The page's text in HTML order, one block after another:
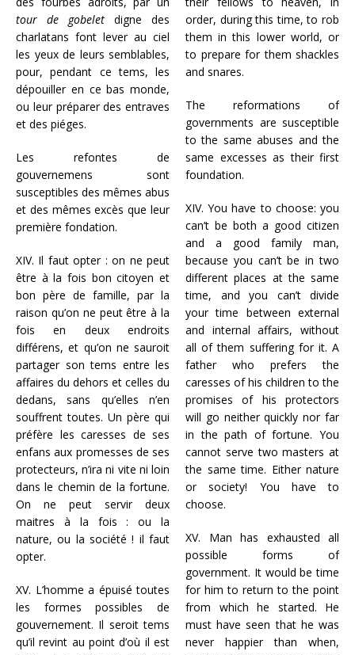
tour de gobelet digne des
charlatans font lever au ciel
les yeux de leurs semblables,
pour, pendant ce tems, les
dépouiller en ce bas monde,
ou leur préparer des entraves
et des piéges.
Les refontes de
gouvernemens sont
susceptibles des mêmes abus
et des mêmes excès que leur
première fondation.
XIV. Il faut opter : on ne peut
être à la fois bon citoyen et
bon père de famille, par la
raison qu’on ne peut être à la
fois en deux endroits
différens, et qu’on ne sauroit
partager son tems entre les
affaires du dehors et celles du
dedans, sans qu’elles n’en
souffrent toutes. Un père qui
préfère les caresses de ses
enfans aux promesses de ses
protecteurs, n’ira ni vite ni loin
dans le chemin de la fortune.
On ne peut servir deux
maitres à la fois : ou la
nature, ou la société ! il faut
opter.
XV. L’homme a épuisé toutes
les formes possibles de
gouvernement. Il seroit tems
qu’il revint au point d’où il est
order, during this time, to rob
them in this lower world, or
to prepare for them shackles
and snares.
The reformations of
governments are susceptible
to the same abuses and the
same excesses as their first
foundation.
XIV. You have to choose: you
can’t be both a good citizen
and a good family man,
because you can’t be in two
different places at the same
time, and you can’t divide
your time between external
and internal affairs, without
all of them suffering for it. A
father who prefers the
caresses of his children to the
promises of his protectors
will go neither quickly nor far
in the path of fortune. You
cannot serve two masters at
the same time. Either nature
or society! You have to
choose.
XV. Man has exhausted all
possible forms of
government. It would be time
for him to return to the point
from which he started. He
must have seen that he was
never happier than when,